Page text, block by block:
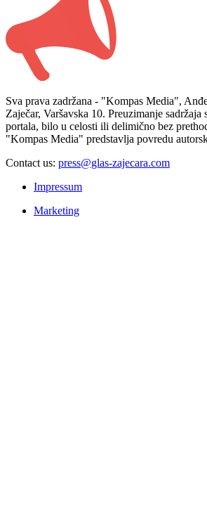
Sva prava zadržana - "Kompas Media",
Zaječar, Varšavska 10. Preuzimanje
portala, bilo u celosti ili delimično bez
"Kompas Media" predstavlja povredu
Contact us: press@glas-zajecara.com
Impressum
Marketing